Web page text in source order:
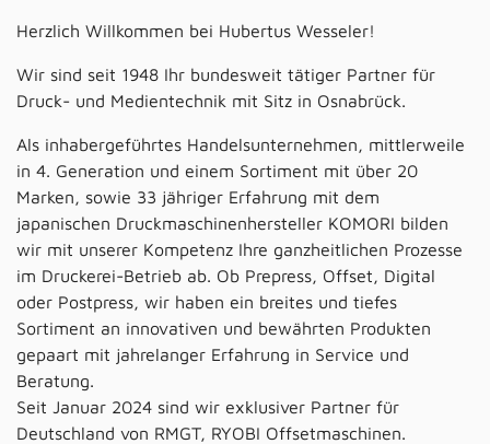
Herzlich Willkommen bei Hubertus Wesseler!
Wir sind seit 1948 Ihr bundesweit tätiger Partner für
Druck- und Medientechnik mit Sitz in Osnabrück.
Als inhabergeführtes Handelsunternehmen, mittlerweile
in 4. Generation und einem Sortiment mit über 20
Marken, sowie 33 jähriger Erfahrung mit dem
japanischen Druckmaschinenhersteller KOMORI bilden
wir mit unserer Kompetenz Ihre ganzheitlichen Prozesse
im Druckerei-Betrieb ab. Ob Prepress, Offset, Digital
oder Postpress, wir haben ein breites und tiefes
Sortiment an innovativen und bewährten Produkten
gepaart mit jahrelanger Erfahrung in Service und
Beratung.
Seit Januar 2024 sind wir exklusiver Partner für
Deutschland von RMGT, RYOBI Offsetmaschinen.